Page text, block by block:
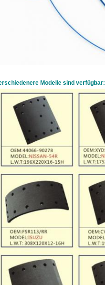
Modelle sind verfügbar: